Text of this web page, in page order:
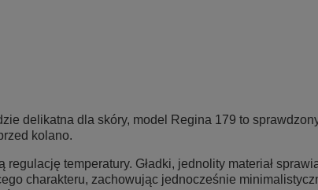
delikatna dla skóry, model Regina 179 to
kolano.
temperatury. Gładki, jednolity materiał
charakteru, zachowując jednocześnie